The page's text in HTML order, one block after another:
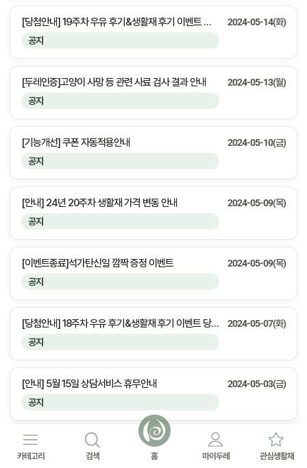
공지
[당첨안내] 19주차 우유 후기&생활재 후기 이벤트 당첨자 안내 2024-05-14(화)
공지
[두레인증]고양이 사망 등 관련 사료 검사 결과 안내 2024-05-13(월)
공지
[기능개선] 쿠폰 자동적용안내 2024-05-10(금)
공지
[안내] 24년 20주차 생활재 가격 변동 안내 2024-05-09(목)
공지
[이벤트종료]석가탄신일 깜짝 증정 이벤트 2024-05-09(목)
공지
[당첨안내] 18주차 우유 후기&생활재 후기 이벤트 당첨자 안내 2024-05-07(화)
공지
[안내] 5월 15일 상담서비스 휴무안내 2024-05-03(금)
공지
[안내] 5월 6일 상담서비스 휴무안내 2024-05-03(금)
카테고리 검색 홈 마이두레 관심생활재